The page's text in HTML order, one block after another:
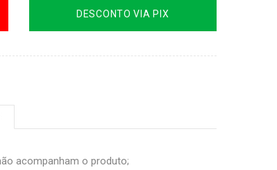
DESCONTO VIA PIX
acompanham o produto;